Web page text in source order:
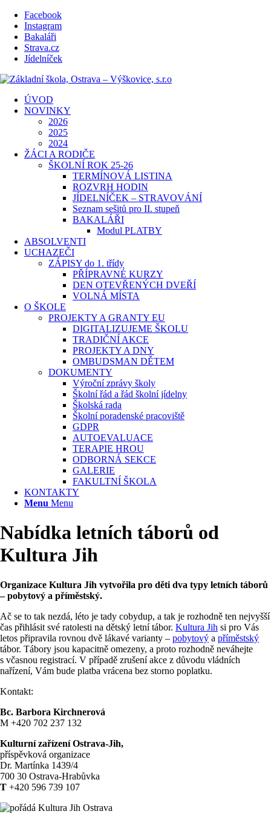
Facebook
Instagram
Bakaláři
Strava.cz
Jídelníček
ÚVOD
NOVINKY
2026
2025
2024
ŽÁCI A RODIČE
ŠKOLNÍ ROK 25-26
TERMÍNOVÁ LISTINA
ROZVRH HODIN
JÍDELNÍČEK – STRAVOVÁNÍ
Seznam sešitů pro II. stupeň
BAKALÁŘI
Modul PLATBY
ABSOLVENTI
UCHAZEČI
ZÁPISY do 1. třídy
PŘÍPRAVNÉ KURZY
DEN OTEVŘENÝCH DVEŘÍ
VOLNÁ MÍSTA
O ŠKOLE
PROJEKTY A GRANTY EU
DIGITALIZUJEME ŠKOLU
TRADIČNÍ AKCE
PROJEKTY A DNY
OMBUDSMAN DĚTEM
DOKUMENTY
Výroční zprávy školy
Školní řád a řád školní jídelny
Školská rada
Školní poradenské pracoviště
GDPR
AUTOEVALUACE
TERAPIE HROU
ODBORNÁ SEKCE
GALERIE
FAKULTNÍ ŠKOLA
KONTAKTY
Menu Menu
Nabídka letních táborů od
Kultura Jih
Organizace Kultura Jih vytvořila pro děti dva typy letních táborů
– pobytový a příměstský.
Ač se to tak nezdá, léto je tady cobydup, a tak je rozhodně ten nejvyšší
čas přihlásit své ratolesti na dětský letní tábor. Kultura Jih si pro Vás
letos připravila rovnou dvě lákavé varianty – pobytový a příměstský
tábor. Tábory jsou kapacitně omezeny, a proto rozhodně neváhejte
s včasnou registrací. V případě zrušení akce z důvodu vládních
nařízení, Vám bude platba vrácena bez storno poplatku.
Kontakt:
Bc. Barbora Kirchnerová
M +420 702 237 132
Kulturní zařízení Ostrava-Jih,
příspěvková organizace
Dr. Martínka 1439/4
700 30 Ostrava-Hrabůvka
T +420 596 739 107